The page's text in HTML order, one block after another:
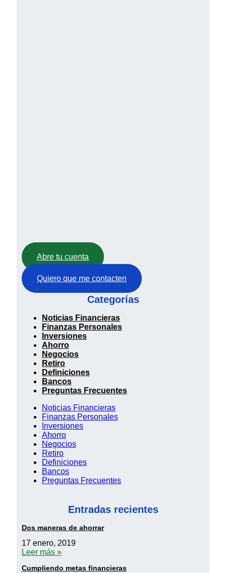
Abre tu cuenta
Quiero que me contacten
Categorías
Noticias Financieras
Finanzas Personales
Inversiones
Ahorro
Negocios
Retiro
Definiciones
Bancos
Preguntas Frecuentes
Noticias Financieras
Finanzas Personales
Inversiones
Ahorro
Negocios
Retiro
Definiciones
Bancos
Preguntas Frecuentes
Entradas recientes
Dos maneras de ahorrar
17 enero, 2019
Leer más »
Cumpliendo metas financieras